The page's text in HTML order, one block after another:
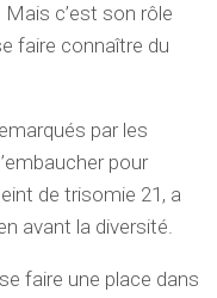
c’est son rôle
faire connaître du
par les
pour
de trisomie 21, a
avant la diversité.
faire une place dans